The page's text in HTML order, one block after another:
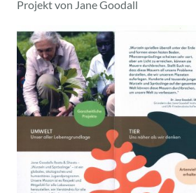
Projekt von Jane Goodall